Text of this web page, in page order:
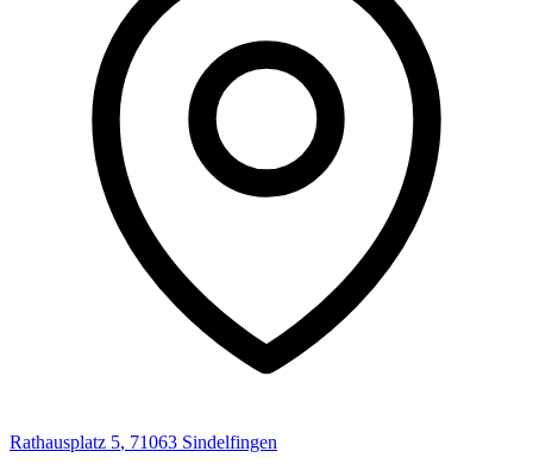
Rathausplatz 5, 71063 Sindelfingen